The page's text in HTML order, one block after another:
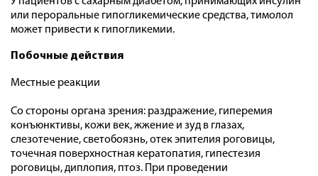
или пероральные гипогликемические средства, тимолол
может привести к гипогликемии.
Побочные действия
Местные реакции
Со стороны органа зрения: раздражение, гиперемия
конъюнктивы, кожи век, жжение и зуд в глазах,
слезотечение, светобоязнь, отек эпителия роговицы,
точечная поверхностная кератопатия, гипестезия
роговицы, диплопия, птоз. При проведении